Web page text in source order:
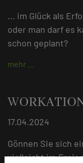
... im Glück als
oder man darf es
schon geplant?
mehr …
17.04.2024
Gönnen Sie sich
vielleicht im